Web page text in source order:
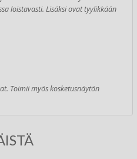
loistavasti. Lisäksi ovat tyylikkään
Toimii myös kosketusnäytön